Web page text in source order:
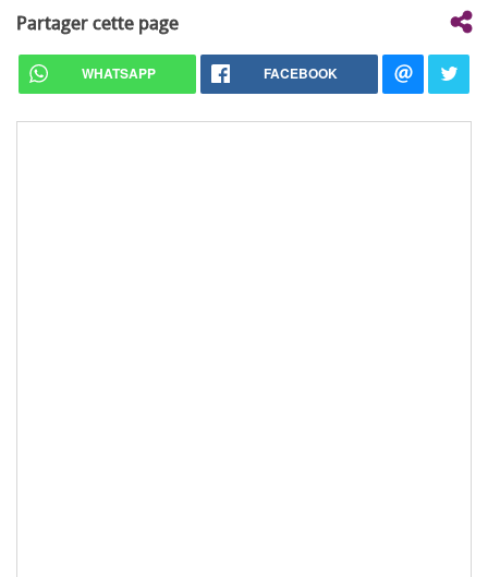
Partager cette page
WHATSAPP FACEBOOK